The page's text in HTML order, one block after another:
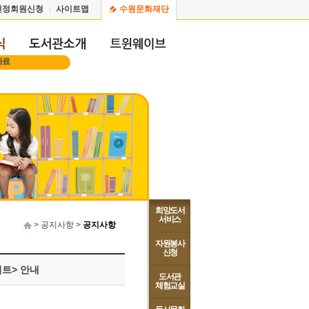
정회원신청 사이트맵 수원문화재단
료
> 공지사항 > 공지사항
> 안내
희망도서
서비스
자원봉사
신청
도서관
체험교실